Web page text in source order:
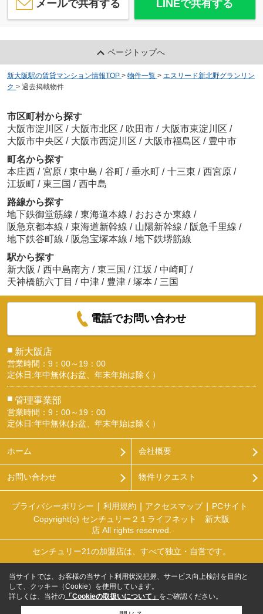
メールで共有する LINEで共有する
ページトップへ
新大阪駅の賃貸マンション情報TOP > 物件一覧 > エスリード新北野グランリン
ク > 過去掲載物件
市区町村から探す
大阪市淀川区 / 大阪市北区 / 吹田市 / 大阪市東淀川区 /
大阪市中央区 / 大阪市西淀川区 / 大阪市福島区 / 豊中市
町名から探す
本庄西 / 宮原 / 東中島 / 谷町 / 垂水町 / 十三東 / 西宮原 /
江坂町 / 東三国 / 西中島
路線から探す
地下鉄御堂筋線 / 東海道本線 / おおさか東線 /
阪急京都本線 / 東海道新幹線 / 山陽新幹線 / 阪急千里線 /
地下鉄谷町線 / 阪急宝塚本線 / 地下鉄堺筋線
駅から探す
新大阪 / 西中島南方 / 東三国 / 江坂 / 中崎町 /
天神橋筋六丁目 / 中津 / 豊津 / 塚本 / 三国
電話でお問い合わせ
■ 新大阪店
営業時間：9：00～19：00
定休日:年中無休(お盆、年末年始は除く）
■ 管理事業部
営業時間：9：00～19：00
定休日:年中無休(お盆、年末年始は除く）
ホーム 会社概要
お問い合わせ 物件リクエスト
プライバシーポリシー 利用規約 アクセスマップ
PCサイト
Copyright(c) センチュリー２１ライフネット 新大阪
店 All rights reserved.
センチュリー21の加盟店は、すべて独立・自営です。
当サイトでは、お客様の当サイト利用状況把握、サービス向上検討を目的と
して、クッキー（Cookie）を使用しています。
詳しくは、当社の 「Cookieの取扱いについて」 をご確認ください。